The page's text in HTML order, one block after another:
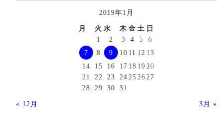
2019年1月
月
火 水 木金 土 日
1
2 3 4 5
6
7
8 9 10 11 12 13
14
15 16 17 18 19 20
21
22 23 24 25 26 27
28
29 30
31
« 12月
3月 »